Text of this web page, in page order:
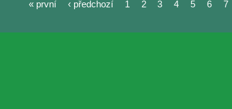
« první ‹ předchozí 1 2 3 4 5 6 7